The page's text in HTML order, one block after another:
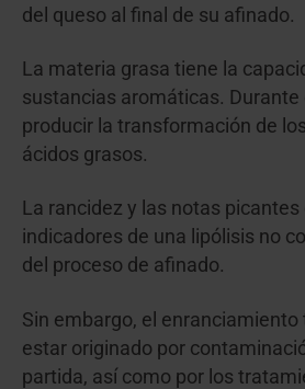
del queso al final de su afinado.
La materia grasa tiene la
sustancias aromáticas. Durante
producir la transformación de
ácidos grasos.
La rancidez y las notas
indicadores de una lipólisis no
del proceso de afinado.
Sin embargo, el
estar originado por
partida, así como por los